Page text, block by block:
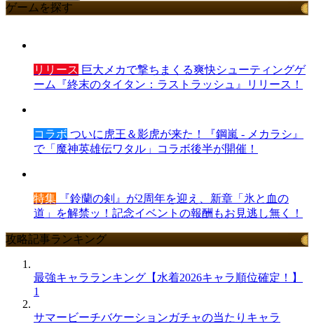
ゲームを探す
リリース 巨大メカで撃ちまくる爽快シューティングゲ
ーム『終末のタイタン：ラストラッシュ』リリース！
コラボ ついに虎王＆影虎が来た！『鋼嵐 - メカラシ』
で「魔神英雄伝ワタル」コラボ後半が開催！
特集 『鈴蘭の剣』が2周年を迎え、新章「氷と血の
道」を解禁ッ！記念イベントの報酬もお見逃し無く！
攻略記事ランキング
最強キャラランキング【水着2026キャラ順位確定！】
1
サマービーチバケーションガチャの当たりキャラ